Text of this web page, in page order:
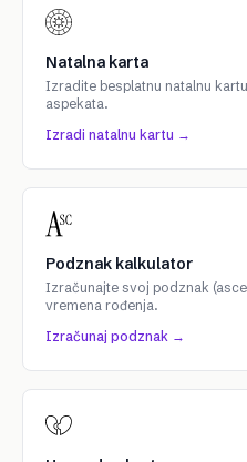
Natalna karta
Izradite besplatnu natalnu
aspekata.
Izradi natalnu kartu →
Podznak kalkulator
Izračunajte svoj podznak
vremena rođenja.
Izračunaj podznak →